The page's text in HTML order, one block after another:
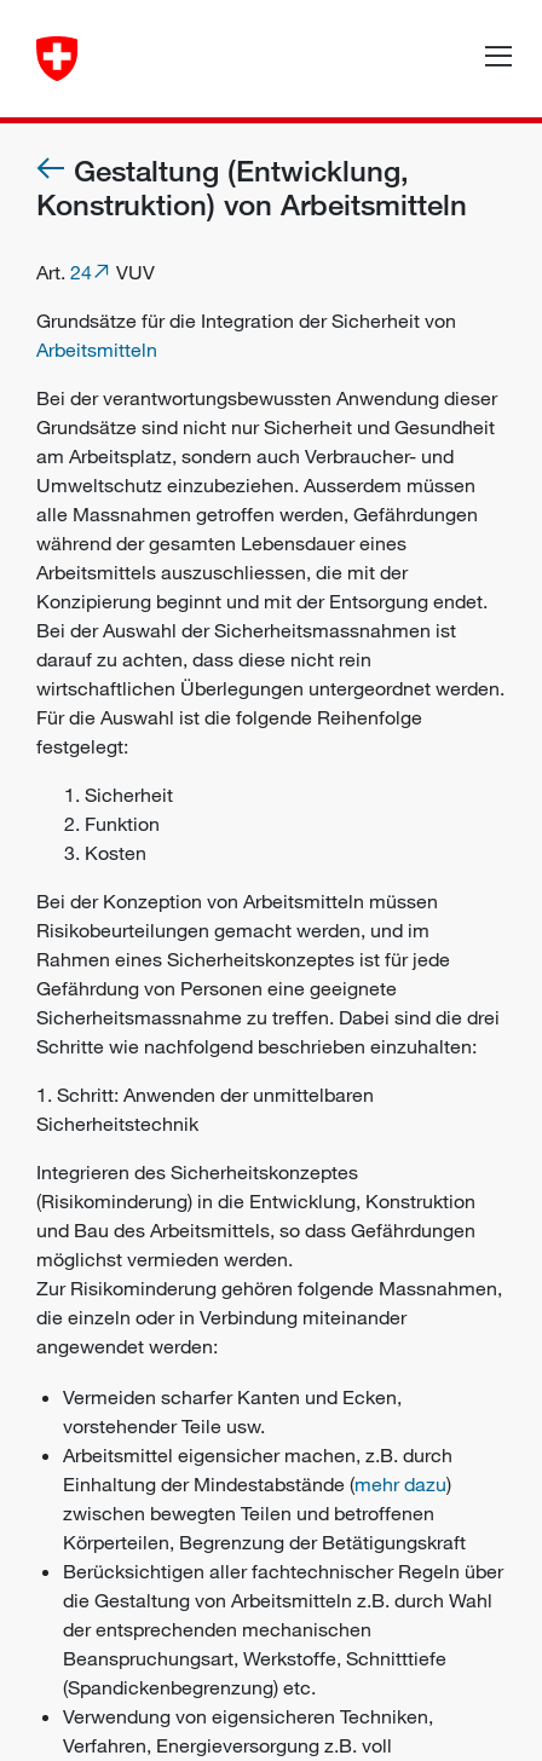
Gestaltung (Entwicklung,
Konstruktion) von Arbeitsmitteln
Art. 24
VUV
Grundsätze für die Integration derSicherheit von
Arbeitsmitteln
Bei der verantwortungsbewussten Anwendung dieser
Grundsätze sind nicht nur Sicherheit und Gesundheit
am Arbeitsplatz, sondern auch Verbraucher- und
Umweltschutz einzubeziehen. Ausserdem müssen
alle Massnahmen getroffen werden, Gefährdungen
während der gesamten Lebensdauer eines
Arbeitsmittels auszuschliessen, die mit der
Konzipierung beginnt und mit der Entsorgung endet.
Bei der Auswahl der Sicherheitsmassnahmen ist
darauf zu achten, dass diese nicht rein
wirtschaftlichen Überlegungen untergeordnet werden.
Für die Auswahl ist die folgende Reihenfolge
festgelegt:
Sicherheit
Funktion
Kosten
Bei der Konzeption von Arbeitsmitteln müssen
Risikobeurteilungen gemacht werden, und im
Rahmen eines Sicherheitskonzeptes ist für jede
Gefährdung von Personen eine geeignete
Sicherheitsmassnahme zu treffen. Dabei sind die drei
Schritte wie nachfolgend beschrieben einzuhalten:
1. Schritt: Anwenden der unmittelbaren
Sicherheitstechnik
Integrieren des Sicherheitskonzeptes
(Risikominderung) in die Entwicklung, Konstruktion
und Bau des Arbeitsmittels, so dass Gefährdungen
möglichst vermieden werden.
Zur Risikominderung gehören folgende Massnahmen,
die einzeln oder in Verbindung miteinander
angewendet werden:
Vermeiden scharfer Kanten und Ecken,
vorstehender Teile usw.
Arbeitsmittel eigensicher machen, z.B. durch
Einhaltung der Mindestabstände (mehr dazu)
zwischen bewegten Teilen und betroffenen
Körperteilen, Begrenzung der Betätigungskraft
Berücksichtigen aller fachtechnischer Regeln über
die Gestaltung von Arbeitsmitteln z.B. durch Wahl
der entsprechenden mechanischen
Beanspruchungsart, Werkstoffe, Schnitttiefe
(Spandickenbegrenzung) etc.
Verwendung von eigensicheren Techniken,
Verfahren, Energieversorgung z.B. voll